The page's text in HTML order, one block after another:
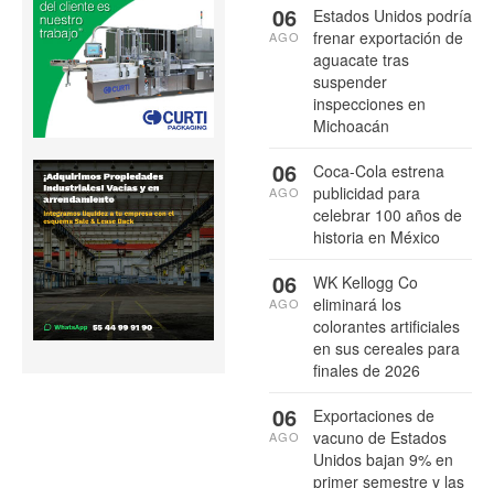
Estados Unidos podría
frenar exportación de
aguacate tras
suspender
inspecciones en
Michoacán
06
AGO
Coca-Cola estrena
publicidad para
celebrar 100 años de
historia en México
06
AGO
WK Kellogg Co
eliminará los
colorantes artificiales
en sus cereales para
finales de 2026
06
AGO
Exportaciones de
vacuno de Estados
Unidos bajan 9% en
primer semestre y las
06
AGO